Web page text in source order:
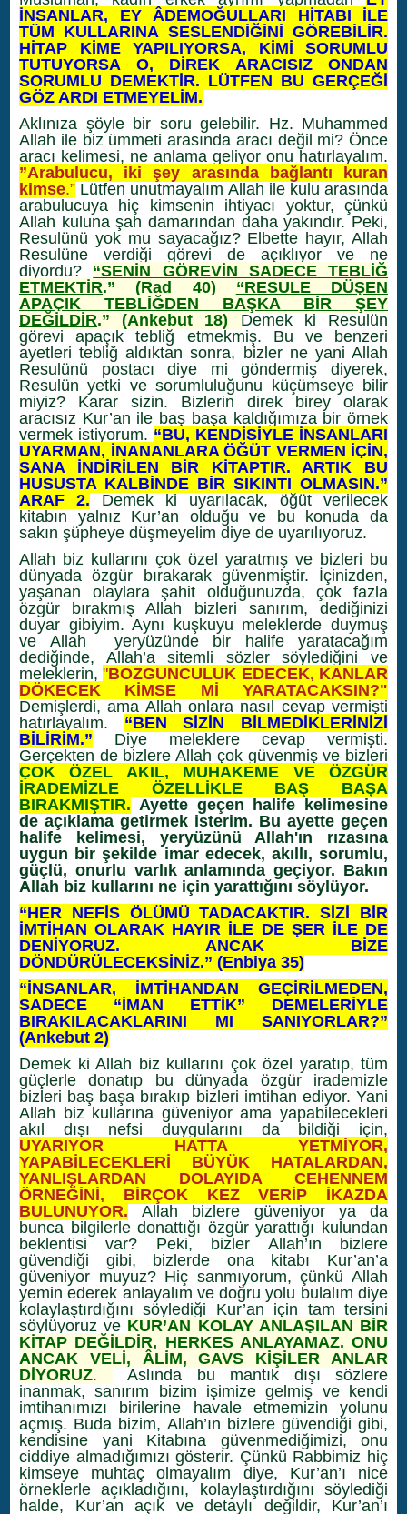
İNSANLAR, EY ÂDEMOĞULLARI HİTABI İLE
TÜM KULLARINA SESLENDİĞİNİ GÖREBİLİR.
HİTAP KİME YAPILIYORSA, KİMİ SORUMLU
TUTUYORSA O, DİREK ARACISIZ ONDAN
SORUMLU DEMEKTİR. LÜTFEN BU GERÇEĞİ
GÖZ ARDI ETMEYELİM.
Aklınıza şöyle bir soru gelebilir. Hz. Muhammed
Allah ile biz ümmeti arasında aracı değil mi? Önce
aracı kelimesi, ne anlama geliyor onu hatırlayalım.
”Arabulucu, iki şey arasında bağlantı kuran
kimse.” Lütfen unutmayalım Allah ile kulu arasında
arabulucuya hiç kimsenin ihtiyacı yoktur, çünkü
Allah kuluna şah damarından daha yakındır. Peki,
Resulünü yok mu sayacağız? Elbette hayır, Allah
Resulüne verdiği görevi de açıklıyor ve ne
diyordu? “SENİN GÖREVİN SADECE TEBLİĞ
ETMEKTİR.” (Rad 40) “RESULE DÜŞEN
APAÇIK TEBLİĞDEN BAŞKA BİR ŞEY
DEĞİLDİR.” (Ankebut 18) Demek ki Resulün
görevi apaçık tebliğ etmekmiş. Bu ve benzeri
ayetleri tebliğ aldıktan sonra, bizler ne yani Allah
Resulünü postacı diye mi göndermiş diyerek,
Resulün yetki ve sorumluluğunu küçümseye bilir
miyiz? Karar sizin. Bizlerin direk birey olarak
aracısız Kur’an ile baş başa kaldığımıza bir örnek
vermek istiyorum. “BU, KENDİSİYLE İNSANLARI
UYARMAN, İNANANLARA ÖĞÜT VERMEN İÇİN,
SANA İNDİRİLEN BİR KİTAPTIR. ARTIK BU
HUSUSTA KALBİNDE BİR SIKINTI OLMASIN.”
ARAF 2.
Demek ki uyarılacak, öğüt verilecek
kitabın yalnız Kur’an olduğu ve bu konuda da
sakın şüpheye düşmeyelim diye de uyarılıyoruz.
Allah biz kullarını çok özel yaratmış ve bizleri bu
dünyada özgür bırakarak güvenmiştir. İçinizden,
yaşanan olaylara şahit olduğunuzda, çok fazla
özgür bırakmış Allah bizleri sanırım, dediğinizi
duyar gibiyim. Aynı kuşkuyu meleklerde duymuş
ve Allah yeryüzünde bir halife yaratacağım
dediğinde, Allah’a sitemli sözler söylediğini ve
meleklerin,"BOZGUNCULUK EDECEK, KANLAR
DÖKECEK KİMSE Mİ YARATACAKSIN?"
Demişlerdi, ama Allah onlara nasıl cevap vermişti
hatırlayalım. “BEN SİZİN BİLMEDİKLERİNİZİ
BİLİRİM.” Diye meleklere cevap vermişti.
Gerçekten de bizlere Allah çok güvenmiş ve bizleri
ÇOK ÖZEL AKIL, MUHAKEME VE ÖZGÜR
İRADEMİZLE ÖZELLİKLE BAŞ BAŞA
BIRAKMIŞTIR. Ayette geçen halife kelimesine
de açıklama getirmek isterim. Bu ayette geçen
halife kelimesi, yeryüzünü Allah'ın rızasına
uygun bir şekilde imar edecek, akıllı, sorumlu,
güçlü, onurlu varlık anlamında geçiyor. Bakın
Allah biz kullarını ne için yarattığını söylüyor.
“HER NEFİS ÖLÜMÜ TADACAKTIR. SİZİ BİR
İMTİHAN OLARAK HAYIR İLE DE ŞER İLE DE
DENİYORUZ. ANCAK BİZE
DÖNDÜRÜLECEKSİNİZ.” (Enbiya 35)
“İNSANLAR, İMTİHANDAN GEÇİRİLMEDEN,
SADECE “İMAN ETTİK” DEMELERİYLE
BIRAKILACAKLARINI MI SANIYORLAR?”
(Ankebut 2)
Demek ki Allah biz kullarını çok özel yaratıp, tüm
güçlerle donatıp bu dünyada özgür irademizle
bizleri baş başa bırakıp bizleri imtihan ediyor. Yani
Allah biz kullarına güveniyor ama yapabilecekleri
akıl dışı nefsi duygularını da bildiği için,
UYARIYOR HATTA YETMİYOR,
YAPABİLECEKLERİ BÜYÜK HATALARDAN,
YANLIŞLARDAN DOLAYIDA CEHENNEM
ÖRNEĞİNİ, BİRÇOK KEZ VERİP İKAZDA
BULUNUYOR.
Allah bizlere güveniyor ya da
bunca bilgilerle donattığı özgür yarattığı kulundan
beklentisi var? Peki, bizler Allah’ın bizlere
güvendiği gibi, bizlerde ona kitabı Kur’an’a
güveniyor muyuz? Hiç sanmıyorum, çünkü Allah
yemin ederek anlayalım ve doğru yolu bulalım diye
kolaylaştırdığını söylediği Kur’an için tam tersini
söylüyoruz ve KUR’AN KOLAY ANLAŞILAN BİR
KİTAP DEĞİLDİR, HERKES ANLAYAMAZ. ONU
ANCAK VELİ, ÂLİM, GAVS KİŞİLER ANLAR
DİYORUZ.
Aslında bu mantık dışı sözlere
inanmak, sanırım bizim işimize gelmiş ve kendi
imtihanımızı birilerine havale etmemizin yolunu
açmış. Buda bizim, Allah’ın bizlere güvendiği gibi,
kendisine yani Kitabına güvenmediğimizi, onu
ciddiye almadığımızı gösterir. Çünkü Rabbimiz hiç
kimseye muhtaç olmayalım diye, Kur’an’ı nice
örneklerle açıkladığını, kolaylaştırdığını söylediği
halde, Kur’an açık ve detaylı değildir, Kur’an’ı